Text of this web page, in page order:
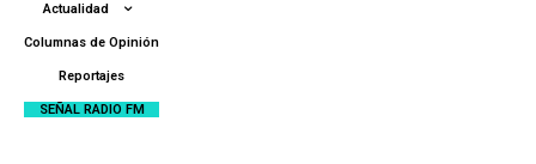
Actualidad
Columnas de Opinión
Reportajes
SEÑAL RADIO FM